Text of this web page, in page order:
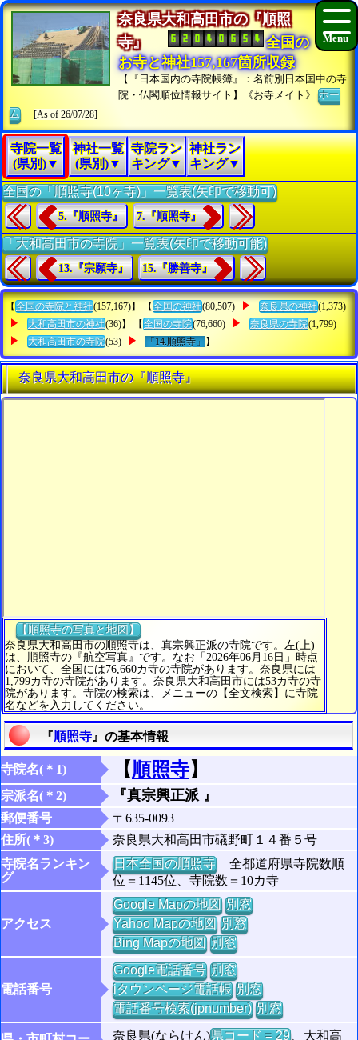
奈良県大和高田市の『順照
寺』
全国の
お寺と神社157,167箇所収録
【『日本国内の寺院帳簿』：名前別日本国中の寺
院・仏閣順位情報サイト】《お寺メイト》ホー
ム
[As of 26/07/28]
寺院一覧
(県別)▼
神社一覧
(県別)▼
寺院ラン
キング▼
神社ラン
キング▼
全国の「順照寺(10ヶ寺)」一覧表(矢印で移動可)
5.『順照寺』 7.『順照寺』
「大和高田市の寺院」一覧表(矢印で移動可能)
13.『宗願寺』 15.『勝善寺』
【 全国の寺院と神社(157,167)】 【 全国の神社(80,507) 奈良県の神社(1,373)
大和高田市の神社(36)】 【 全国の寺院(76,660) 奈良県の寺院(1,799)
大和高田市の寺院(53) 「14.順照寺」 】
奈良県大和高田市の『順照寺』
【順照寺の写真と地図】
奈良県大和高田市の順照寺は、真宗興正派の寺院です。左(上)
は、順照寺の『航空写真』です。なお「2026年06月16日」時点
において、全国には76,660カ寺の寺院があります。奈良県には
1,799カ寺の寺院があります。奈良県大和高田市には53カ寺の寺
院があります。寺院の検索は、メニューの【全文検索】に寺院
名などを入力してください。
『順照寺 』の基本情報
寺院名(＊1) 【順照寺】
宗派名(＊2) 『真宗興正派 』
郵便番号
〒635-0093
住所(＊3)
奈良県大和高田市礒野町１４番５号
寺院名ランキン
グ
日本全国の順照寺全都道府県寺院数順
位＝1145位、寺院数＝10カ寺
アクセス
Google Mapの地図 別窓
Yahoo Mapの地図 別窓
Bing Mapの地図 別窓
電話番号
Google電話番号 別窓
iタウンページ電話帳 別窓
電話番号検索(jpnumber) 別窓
奈良県(ならけん)県コード = 29、大和高